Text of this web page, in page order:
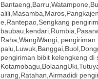
e,Rantepao,Sengkang
Raha,WangiWangi,
pengiriman bibit kelengkeng di
urang,Ratahan,Airmadidi